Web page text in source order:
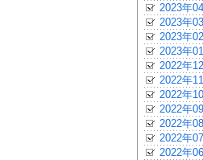
2023年
2023年
2023年
2023年
2022年
2022年
2022年
2022年
2022年
2022年
2022年